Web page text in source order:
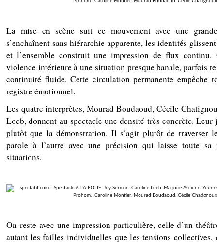
La mise en scène suit ce mouvement avec une
s’enchaînent sans hiérarchie apparente, les identités
et l’ensemble construit une impression de flux continu.
violence intérieure à une situation presque banale, parfois
continuité fluide. Cette circulation permanente empêche
registre émotionnel.
Les quatre interprètes, Mourad Boudaoud, Cécile
Loeb, donnent au spectacle une densité très concrète.
plutôt que la démonstration. Il s’agit plutôt de traverser
parole à l’autre avec une précision qui laisse toute sa
situations.
On reste avec une impression particulière, celle d’un
autant les failles individuelles que les tensions collectives,